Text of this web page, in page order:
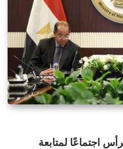
اجتماعًا لمتابعة